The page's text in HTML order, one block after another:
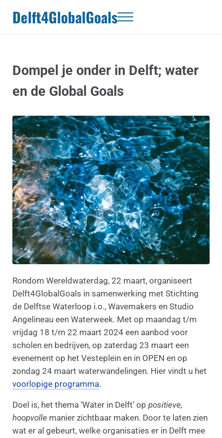
Delft4GlobalGoals Menu
Dompel je onder in Delft; water
en de Global Goals
Rondom Wereldwaterdag, 22 maart, organiseert
Delft4GlobalGoals in samenwerking met Stichting
de Delftse Waterloop i.o., Wavemakers en Studio
Angelineau een Waterweek. Met op maandag t/m
vrijdag 18 t/m 22 maart 2024 een aanbod voor
scholen en bedrijven, op zaterdag 23 maart een
evenement op het Vesteplein en in OPEN en op
zondag 24 maart waterwandelingen. Hier vindt u het
voorlopige programma.
Doel is, het thema ‘Water in Delft’ op positieve,
hoopvolle manier zichtbaar maken. Door te laten zien
wat er al gebeurt, welke organisaties er in Delft mee